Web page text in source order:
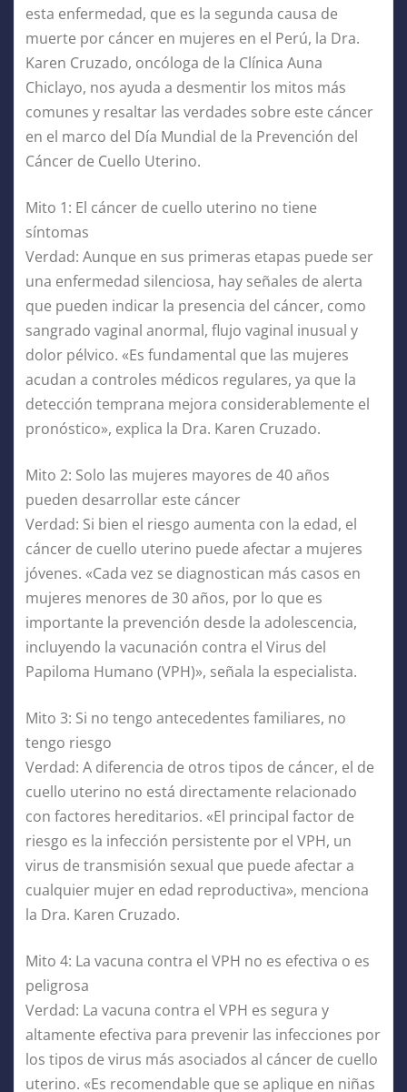
esta enfermedad, que es la segunda causa de
muerte por cáncer en mujeres en el Perú, la Dra.
Karen Cruzado, oncóloga de la Clínica Auna
Chiclayo, nos ayuda a desmentir los mitos más
comunes y resaltar las verdades sobre este cáncer
en el marco del Día Mundial de la Prevención del
Cáncer de Cuello Uterino.
Mito 1: El cáncer de cuello uterino no tiene
síntomas
Verdad: Aunque en sus primeras etapas puede ser
una enfermedad silenciosa, hay señales de alerta
que pueden indicar la presencia del cáncer, como
sangrado vaginal anormal, flujo vaginal inusual y
dolor pélvico. «Es fundamental que las mujeres
acudan a controles médicos regulares, ya que la
detección temprana mejora considerablemente el
pronóstico», explica la Dra. Karen Cruzado.
Mito 2: Solo las mujeres mayores de 40 años
pueden desarrollar este cáncer
Verdad: Si bien el riesgo aumenta con la edad, el
cáncer de cuello uterino puede afectar a mujeres
jóvenes. «Cada vez se diagnostican más casos en
mujeres menores de 30 años, por lo que es
importante la prevención desde la adolescencia,
incluyendo la vacunación contra el Virus del
Papiloma Humano (VPH)», señala la especialista.
Mito 3: Si no tengo antecedentes familiares, no
tengo riesgo
Verdad: A diferencia de otros tipos de cáncer, el de
cuello uterino no está directamente relacionado
con factores hereditarios. «El principal factor de
riesgo es la infección persistente por el VPH, un
virus de transmisión sexual que puede afectar a
cualquier mujer en edad reproductiva», menciona
la Dra. Karen Cruzado.
Mito 4: La vacuna contra el VPH no es efectiva o es
peligrosa
Verdad: La vacuna contra el VPH es segura y
altamente efectiva para prevenir las infecciones por
los tipos de virus más asociados al cáncer de cuello
uterino. «Es recomendable que se aplique en niñas